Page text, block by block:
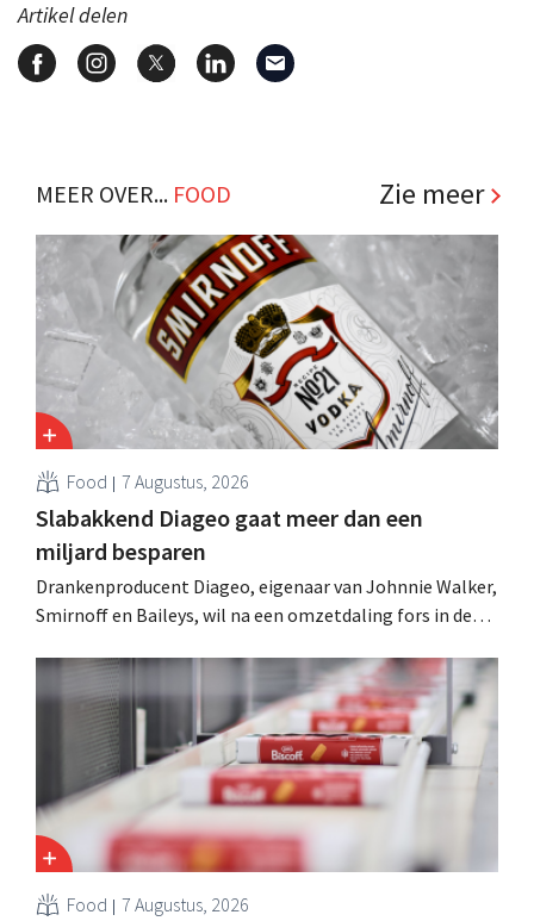
Artikel delen
MEER OVER... FOOD Zie meer
Food 7 Augustus, 2026
Slabakkend Diageo gaat meer dan een
miljard besparen
Drankenproducent Diageo, eigenaar van Johnnie Walker,
Smirnoff en Baileys, wil na een omzetdaling fors in de
andere Guiness en voorgemixte cocktails.
Food 7 Augustus, 2026